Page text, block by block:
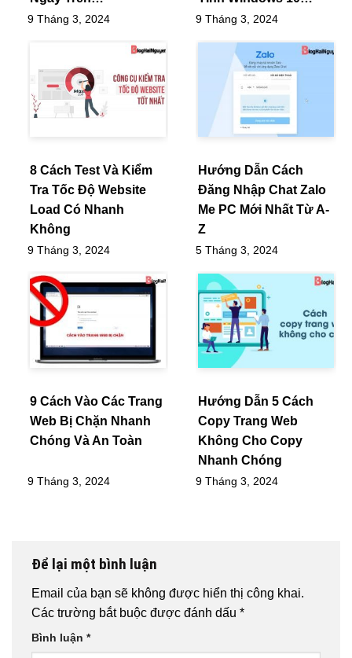
9 Tháng 3, 2024 9 Tháng 3, 2024
8 Cách Test Và Kiểm
Tra Tốc Độ Website
Load Có Nhanh
Không
9 Tháng 3, 2024
Hướng Dẫn Cách
Đăng Nhập Chat Zalo
Me PC Mới Nhất Từ A-
Z
5 Tháng 3, 2024
9 Cách Vào Các Trang
Web Bị Chặn Nhanh
Chóng Và An Toàn
9 Tháng 3, 2024
Hướng Dẫn 5 Cách
Copy Trang Web
Không Cho Copy
Nhanh Chóng
9 Tháng 3, 2024
Để lại một bình luận
Email của bạn sẽ không được hiển thị công khai.
Các trường bắt buộc được đánh dấu *
Bình luận *